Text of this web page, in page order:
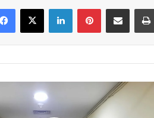
Facebook
X LinkedInPinterestShare via Email